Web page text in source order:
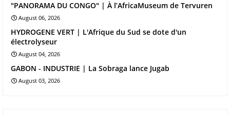
"PANORAMA DU CONGO" | À l’AfricaMuseum de Tervuren
August 06, 2026
HYDROGENE VERT | L'Afrique du Sud se dote d'un
électrolyseur
August 04, 2026
GABON - INDUSTRIE | La Sobraga lance Jugab
August 03, 2026